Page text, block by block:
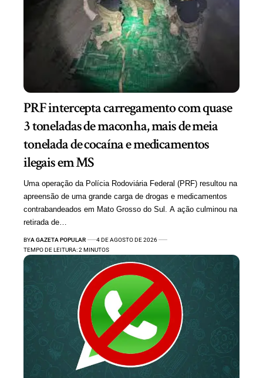
PRF intercepta carregamento com quase
3 toneladas de maconha, mais de meia
tonelada de cocaína e medicamentos
ilegais em MS
Uma operação da Polícia Rodoviária Federal (PRF) resultou na
apreensão de uma grande carga de drogas e medicamentos
contrabandeados em Mato Grosso do Sul. A ação culminou na
retirada de…
BYA GAZETA POPULAR
4 DE AGOSTO DE 2026
TEMPO DE LEITURA: 2 MINUTOS